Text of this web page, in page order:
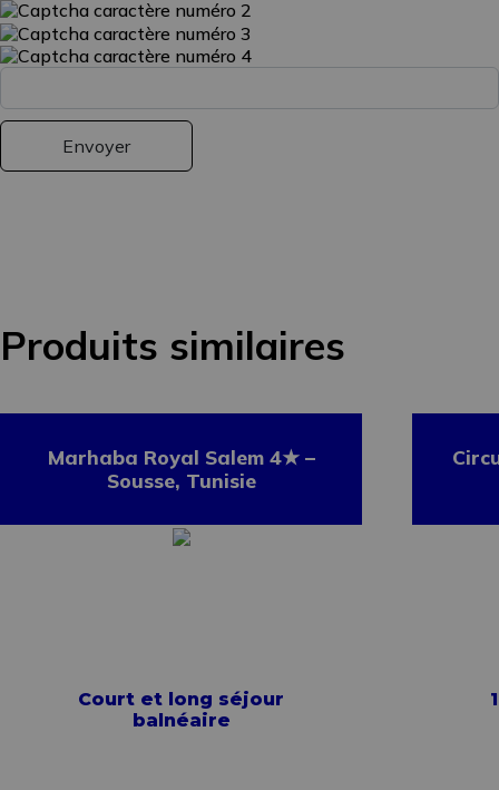
Produits similaires
Marhaba Royal Salem 4★ –
Sousse, Tunisie
Court et long séjour
balnéaire